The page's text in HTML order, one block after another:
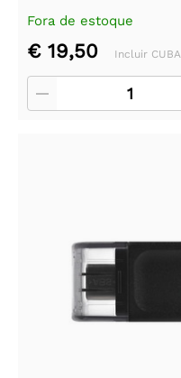
Fora de estoque
€ 19,50 Incluir CUBA